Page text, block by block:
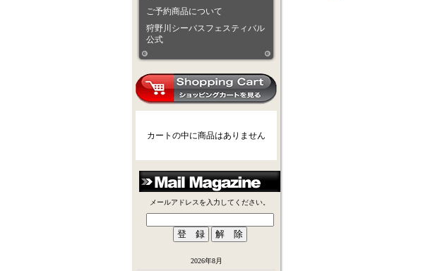
ご予約商品について
狩野川シーバスフェスティバル
公式
カートの中に商品はありません
メールアドレスを入力してください。
2026年8月